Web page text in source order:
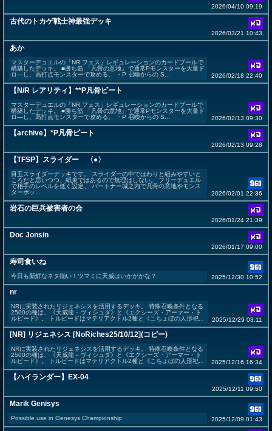
2026/04/10 09:19
古代のトカゲ戦士神最強デッキ
2026/03/21 10:43
あか
マスターデュエルの「NR フェス」レギュレーションのカードプールで
構築したデッキ。 ■勝ち筋 「凡骨の意地」で通常Pモンスターを大量ド
ロ―し、高打点モンスターで攻める。 ・P 召喚からの S...
2026/02/18 22:40
【N/R レアリティ】**P凡骨ビート
マスターデュエルの「NR フェス」レギュレーションのカードプールで
構築したデッキ。 ■勝ち筋 「凡骨の意地」で通常Pモンスターを大量ド
ロ―し、高打点モンスターで攻める。 ・P 召喚からの S...
2026/02/13 09:30
【archive】*P凡骨ビート
2026/02/13 09:28
【TFSP】スライダー 〈●〉
目玉スライダーデッキです。 スライダーの中ではわりと組みやすいと
ころだと思いつつ、紙束ではあるので無理はしない。 フリーデュエル
で相手のレベルを低く設定、 パートナー城之内で凡骨の意地やモンス
ターボッ...
2026/02/01 22:36
岩石の巨兵被害者の会
2026/01/24 21:39
Doc Jonsin
2026/01/17 09:00
寿司食いね
今日も新鮮なネタ揃い！ツマミに天威はいかがかな？ 2025/12/30 10:52
nr
NRに実装されたリジェネシスを活用するデッキ。 特殊召喚条件となる
2500の種は、《天威龍－ヴィシュダ》と《エクシーズ・アーマー・ト
ルピード》。 トルピードはマテリアクトル2種と《こちょぼの人形祀...
2025/12/29 03:11
[NR] リジェネシス [NoRiches25/10/12](コピー)
NRに実装されたリジェネシスを活用するデッキ。 特殊召喚条件となる
2500の種は、《天威龍－ヴィシュダ》と《エクシーズ・アーマー・ト
ルピード》。 トルピードはマテリアクトル2種と《こちょぼの人形祀...
2025/12/16 16:34
【ハイランダー】EX-04
2025/12/11 09:50
Marik Genisys
Possible use in Genesys Championship 2025/12/09 01:43